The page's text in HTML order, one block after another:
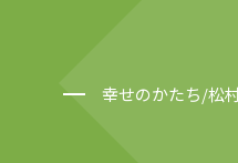
幸せのかたち/松